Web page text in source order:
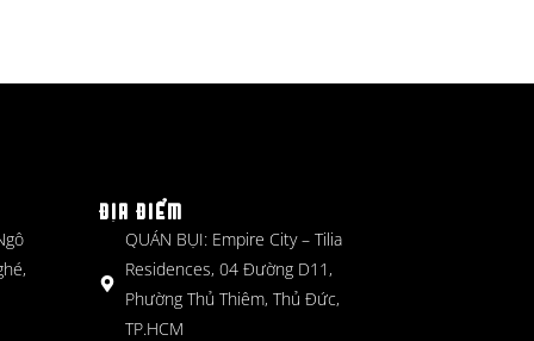
ĐỊA ĐIỂM
QUÁN BỤI: Empire City – Tilia
Residences, 04 Đường D11,
Phường Thủ Thiêm, Thủ Đức,
TP.HCM